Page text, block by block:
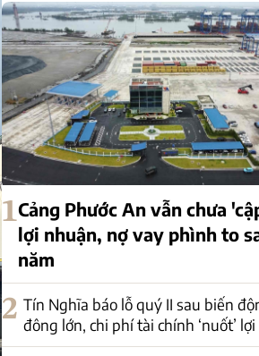
1Cảng Phước An vẫn chưa
lợi nhuận, nợ vay phình to
năm
2 Tín Nghĩa báo lỗ quý II sau biến
đông lớn, chi phí tài chính ‘nuốt’